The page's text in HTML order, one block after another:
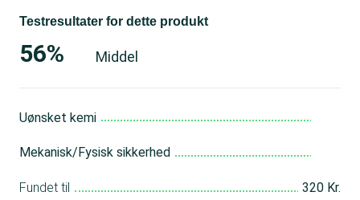
Testresultater for dette produkt
56% Middel
Uønsket kemi
Mekanisk/Fysisk sikkerhed
Fundet til 320 Kr.